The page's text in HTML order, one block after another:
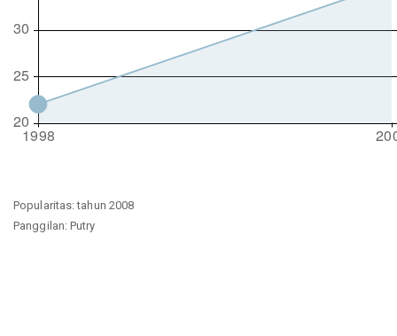
Popularitas: tahun 2008
Panggilan: Putry